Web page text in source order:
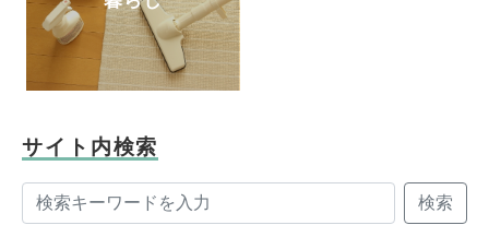
サイト内検索
検索